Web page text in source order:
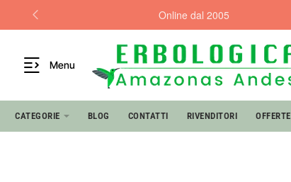
Online dal 2005
Menu
CATEGORIE BLOG CONTATTI RIVENDITORI OFFERTE